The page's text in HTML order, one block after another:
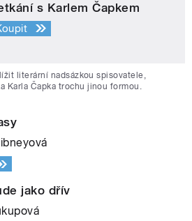
s Karlem Čapkem
literární nadsázkou spisovatele,
Karla Čapka trochu jinou formou.
jako dřív